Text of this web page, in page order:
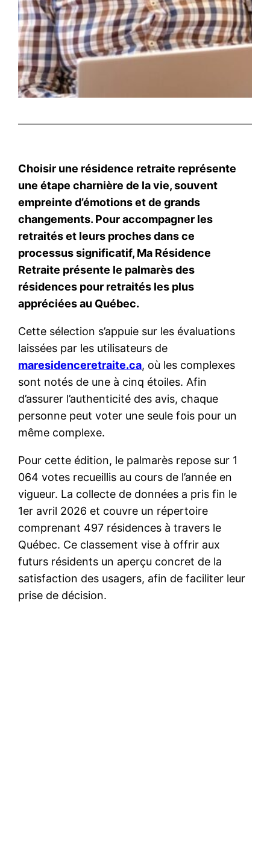
Choisir une résidence retraite représente
une étape charnière de la vie, souvent
empreinte d’émotions et de grands
changements. Pour accompagner les
retraités et leurs proches dans ce
processus significatif, Ma Résidence
Retraite présente le palmarès des
résidences pour retraités les plus
appréciées au Québec.
Cette sélection s’appuie sur les évaluations
laissées par les utilisateurs de
maresidenceretraite.ca, où les complexes
sont notés de une à cinq étoiles. Afin
d’assurer l’authenticité des avis, chaque
personne peut voter une seule fois pour un
même complexe.
Pour cette édition, le palmarès repose sur 1
064 votes recueillis au cours de l’année en
vigueur. La collecte de données a pris fin le
1er avril 2026 et couvre un répertoire
comprenant 497 résidences à travers le
Québec. Ce classement vise à offrir aux
futurs résidents un aperçu concret de la
satisfaction des usagers, afin de faciliter leur
prise de décision.